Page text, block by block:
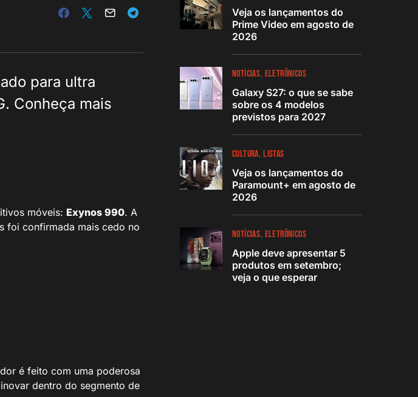
para ultra
Conheça mais
móveis: Exynos 990. A
foi confirmada mais cedo no
é feito com uma poderosa
dentro do segmento de
Veja os lançamentos do
Prime Video em agosto de
2026
NOTÍCIAS ELETRÔNICOS
Galaxy S27: o que se sabe
sobre os 4 modelos
previstos para 2027
CULTURA LISTAS
Veja os lançamentos do
Paramount+ em agosto de
2026
NOTÍCIAS ELETRÔNICOS
Apple deve apresentar 5
produtos em setembro;
veja o que esperar